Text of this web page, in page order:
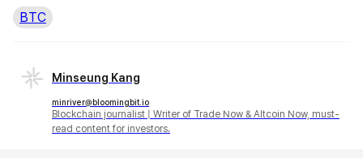
BTC
Minseung Kang
minriver@bloomingbit.io
Blockchain journalist | Writer of Trade Now & Altcoin Now, must-
read content for investors.